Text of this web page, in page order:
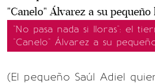
"No pasa nada si lloras": el
"Canelo" Álvarez a su
(El pequeño Saúl Adiel